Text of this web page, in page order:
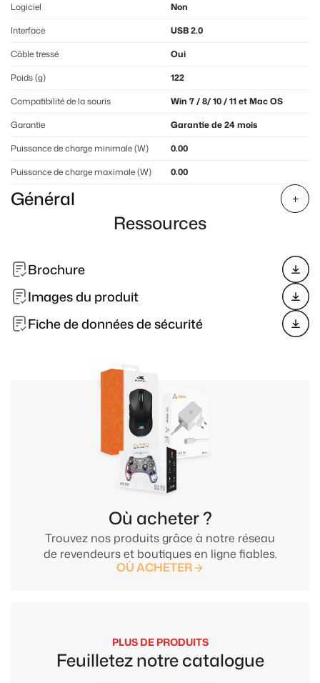
Logiciel
Non
Interface
USB 2.0
Câble tressé
Oui
Poids (g)
122
Compatibilité de la souris
Win 7 / 8/ 10 / 11 et Mac OS
Garantie
Garantie de 24 mois
Puissance de charge minimale (W)
0.00
Puissance de charge maximale (W)
0.00
Général
Ressources
Brochure
Images du produit
Fiche de données de sécurité
Trouvez nos produits grâce à notre réseau
de revendeurs et boutiques en ligne fiables.
Où acheter ?
OÙ ACHETER
PLUS DE PRODUITS
Feuilletez notre catalogue